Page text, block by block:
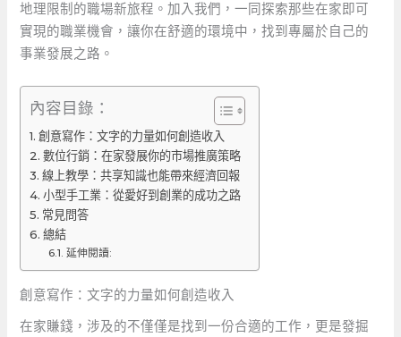
地理限制的職場新旅程。加入我們，一同探索那些在家即可
實現的職業機會，讓你在舒適的環境中，找到專屬於自己的
事業發展之路。
內容目錄：
創意寫作：文字的力量如何創造收入
數位行銷：在家發展你的市場推廣策略
線上教學：共享知識也能帶來經濟回報
小型手工業：從愛好到創業的成功之路
常見問答
總結
延伸閱讀:
創意寫作：文字的力量如何創造收入
在家賺錢，涉及的不僅僅是找到一份合適的工作，更是發掘